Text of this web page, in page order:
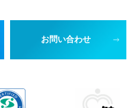
お問い合わせ